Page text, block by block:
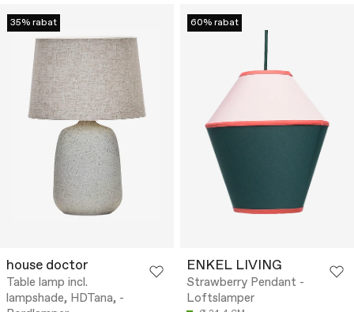
35% rabat
house doctor
Table lamp incl.
lampshade, HDTana, -
60% rabat
ENKEL LIVING
Strawberry Pendant -
Loftslamper